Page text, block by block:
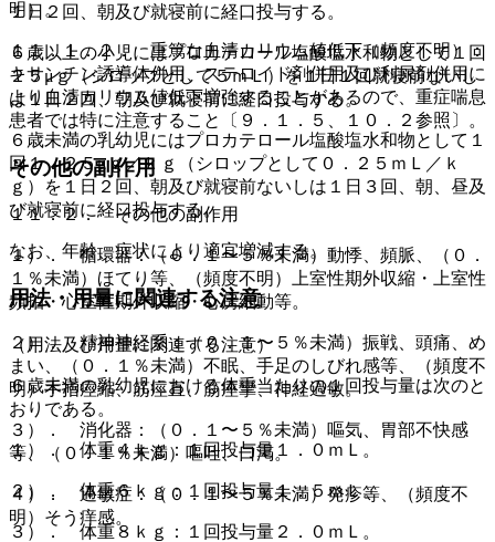
明）。
１１．１．２． 重篤な血清カリウム値低下（頻度不明）：
キサンチン誘導体併用、ステロイド剤併用及び利尿剤併用に
より血清カリウム値低下増強することがあるので、重症喘息
患者では特に注意すること〔９．１．５、１０．２参照〕。
その他の副作用
１１．２． その他の副作用
１）． 循環器：（０．１〜５％未満）動悸、頻脈、（０．
１％未満）ほてり等、（頻度不明）上室性期外収縮・上室性
頻拍・心室性期外収縮・心房細動等。
２）． 精神神経系：（０．１〜５％未満）振戦、頭痛、め
まい、（０．１％未満）不眠、手足のしびれ感等、（頻度不
明）手指痙縮、筋痙直、筋痙攣、神経過敏。
３）． 消化器：（０．１〜５％未満）嘔気、胃部不快感
等、（０．１％未満）嘔吐、口渇。
４）． 過敏症：（０．１〜５％未満）発疹等、（頻度不
明）そう痒感。
１日２回、朝及び就寝前に経口投与する。
６歳以上の小児にはプロカテロール塩酸塩水和物として１回
２５μｇ（シロップとして５ｍＬ）を１日１回就寝前ないし
は１日２回、朝及び就寝前に経口投与する。
６歳未満の乳幼児にはプロカテロール塩酸塩水和物として１
回１．２５μｇ／ｋｇ（シロップとして０．２５ｍＬ／ｋ
ｇ）を１日２回、朝及び就寝前ないしは１日３回、朝、昼及
び就寝前に経口投与する。
なお、年齢、症状により適宜増減する。
用法・用量に関連する注意
（用法及び用量に関連する注意）
６歳未満の乳幼児における体重当たりの１回投与量は次のと
おりである。
１）． 体重４ｋｇ：１回投与量１．０ｍＬ。
２）． 体重６ｋｇ：１回投与量１．５ｍＬ。
３）． 体重８ｋｇ：１回投与量２．０ｍＬ。